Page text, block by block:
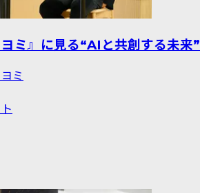
ヨミ』に見る“AIと共創する未
ミ